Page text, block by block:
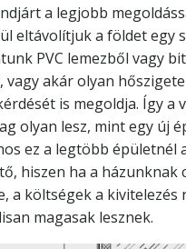
a legjobb
eltávolítjuk a földet egy
PVC lemezből vagy
vagy akár olyan
is megoldja. Így a
olyan lesz, mint egy új
ez a legtöbb épületnél
hiszen ha a házunknak
a költségek a kivitelezés
magasak lesznek.